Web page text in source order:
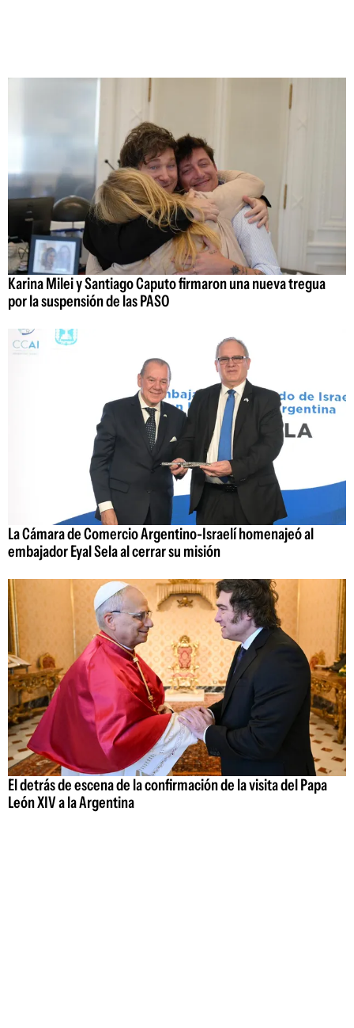
Karina Milei y Santiago Caputo firmaron una nueva tregua
por la suspensión de las PASO
La Cámara de Comercio Argentino-Israelí homenajeó al
embajador Eyal Sela al cerrar su misión
El detrás de escena de la confirmación de la visita del Papa
León XIV a la Argentina